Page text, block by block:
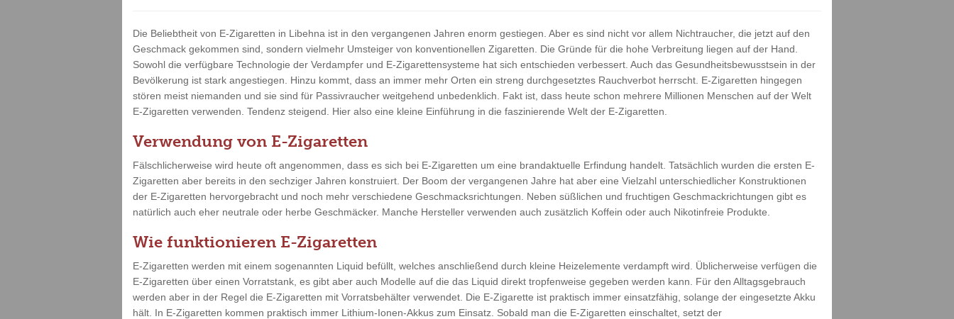
Die Beliebtheit von E-Zigaretten in Libehna ist in den vergangenen Jahren enorm gestiegen. Aber es sind nicht vor allem Nichtraucher, die jetzt auf den
Geschmack gekommen sind, sondern vielmehr Umsteiger von konventionellen Zigaretten. Die Gründe für die hohe Verbreitung liegen auf der Hand.
Sowohl die verfügbare Technologie der Verdampfer und E-Zigarettensysteme hat sich entschieden verbessert. Auch das Gesundheitsbewusstsein in der
Bevölkerung ist stark angestiegen. Hinzu kommt, dass an immer mehr Orten ein streng durchgesetztes Rauchverbot herrscht. E-Zigaretten hingegen
stören meist niemanden und sie sind für Passivraucher weitgehend unbedenklich. Fakt ist, dass heute schon mehrere Millionen Menschen auf der Welt
E-Zigaretten verwenden. Tendenz steigend. Hier also eine kleine Einführung in die faszinierende Welt der E-Zigaretten.
Verwendung von E-Zigaretten
Fälschlicherweise wird heute oft angenommen, dass es sich bei E-Zigaretten um eine brandaktuelle Erfindung handelt. Tatsächlich wurden die ersten E-
Zigaretten aber bereits in den sechziger Jahren konstruiert. Der Boom der vergangenen Jahre hat aber eine Vielzahl unterschiedlicher Konstruktionen
der E-Zigaretten hervorgebracht und noch mehr verschiedene Geschmacksrichtungen. Neben süßlichen und fruchtigen Geschmackrichtungen gibt es
natürlich auch eher neutrale oder herbe Geschmäcker. Manche Hersteller verwenden auch zusätzlich Koffein oder auch Nikotinfreie Produkte.
Wie funktionieren E-Zigaretten
E-Zigaretten werden mit einem sogenannten Liquid befüllt, welches anschließend durch kleine Heizelemente verdampft wird. Üblicherweise verfügen die
E-Zigaretten über einen Vorratstank, es gibt aber auch Modelle auf die das Liquid direkt tropfenweise gegeben werden kann. Für den Alltagsgebrauch
werden aber in der Regel die E-Zigaretten mit Vorratsbehälter verwendet. Die E-Zigarette ist praktisch immer einsatzfähig, solange der eingesetzte Akku
hält. In E-Zigaretten kommen praktisch immer Lithium-Ionen-Akkus zum Einsatz. Sobald man die E-Zigaretten einschaltet, setzt der